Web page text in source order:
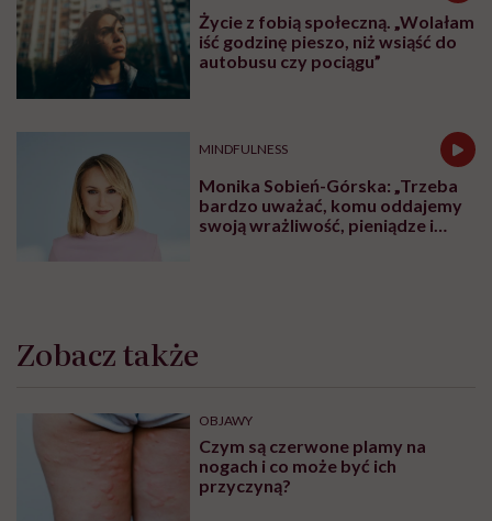
Życie z fobią społeczną. „Wolałam
iść godzinę pieszo, niż wsiąść do
autobusu czy pociągu”
MINDFULNESS
Monika Sobień-Górska: „Trzeba
bardzo uważać, komu oddajemy
swoją wrażliwość, pieniądze i
Zobacz także
OBJAWY
Czym są czerwone plamy na
nogach i co może być ich
przyczyną?